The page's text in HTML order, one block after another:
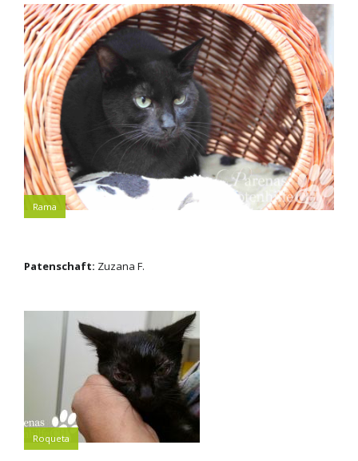
Rama
Patenschaft: Zuzana F.
Roqueta